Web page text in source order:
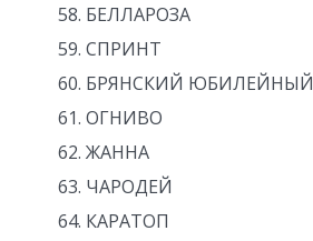
БЕЛЛАРОЗА
СПРИНТ
БРЯНСКИЙ ЮБИЛЕЙНЫЙ
ОГНИВО
ЖАННА
ЧАРОДЕЙ
КАРАТОП